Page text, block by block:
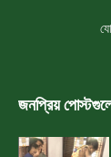
জনপ্রিয়